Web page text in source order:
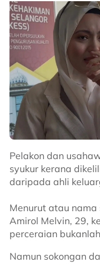
Pelakon dan
syukur kerana
daripada ahli
Menurut atau
Amirol Melvin, 29,
perceraian
Namun sokongan